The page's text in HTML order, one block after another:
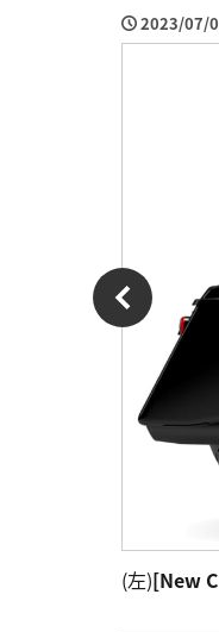
2023/07/
(左)[New